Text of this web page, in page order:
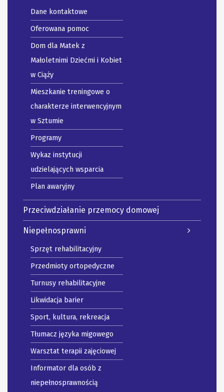
Dane kontaktowe
Oferowana pomoc
Dom dla Matek z
Małoletnimi Dziećmi i Kobiet
w Ciąży
Mieszkanie treningowe o
charakterze interwencyjnym
w Sztumie
Programy
Wykaz instytucji
udzielających wsparcia
Plan awaryjny
Przeciwdziałanie przemocy domowej
Niepełnosprawni
Sprzęt rehabilitacyjny
Przedmioty ortopedyczne
Turnusy rehabilitacyjne
Likwidacja barier
Sport, kultura, rekreacja
Tłumacz języka migowego
Warsztat terapii zajęciowej
Informator dla osób z
niepełnosprawnością